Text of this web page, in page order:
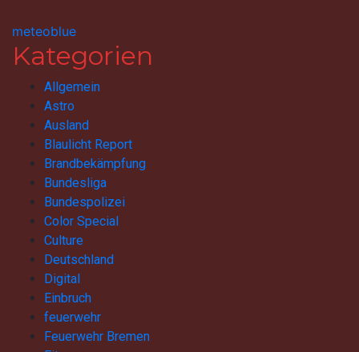
meteoblue
Kategorien
Allgemein
Astro
Ausland
Blaulicht Report
Brandbekämpfung
Bundesliga
Bundespolizei
Color Special
Culture
Deutschland
Digital
Einbruch
feuerwehr
Feuerwehr Bremen